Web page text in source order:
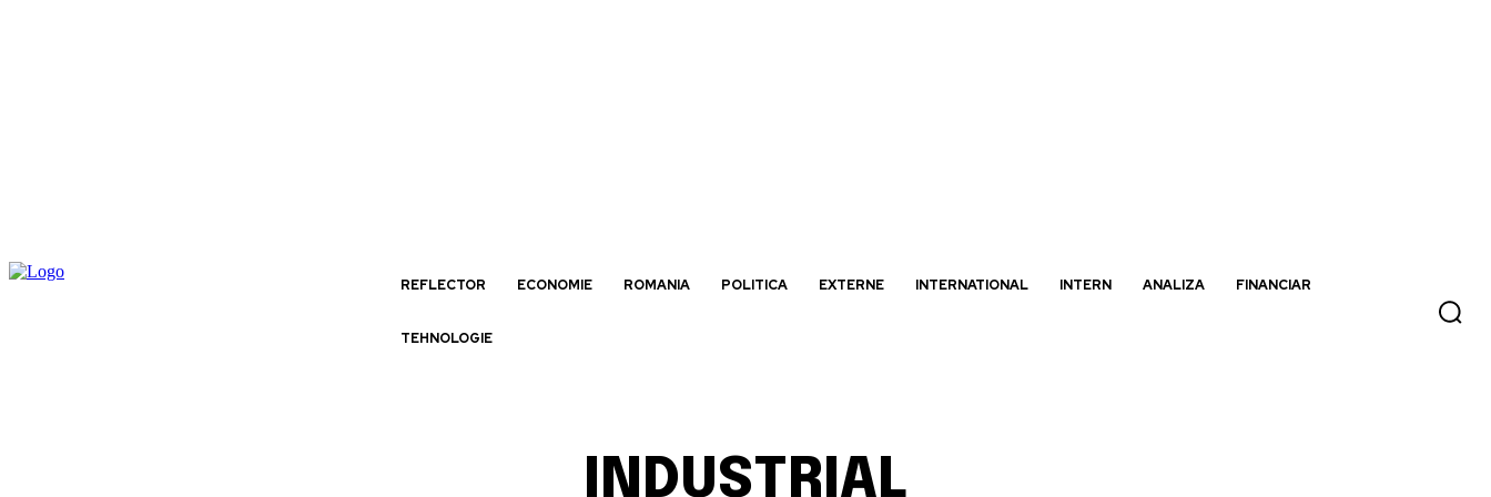
REFLECTOR ECONOMIE ROMANIA POLITICA EXTERNE INTERNATIONAL INTERN ANALIZA FINANCIAR
TEHNOLOGIE
INDUSTRIAL